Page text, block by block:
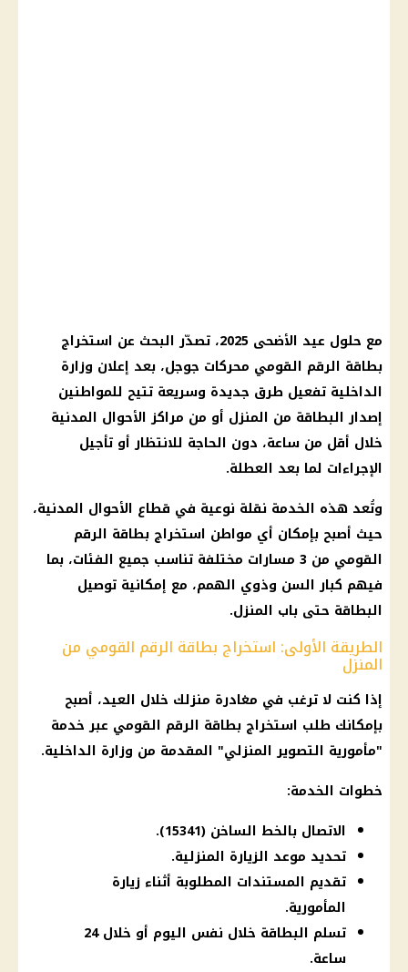
مع حلول عيد الأضحى 2025 ، تصدّر البحث عن استخراج
بطاقة الرقم القومي محركات جوجل، بعد إعلان وزارة
الداخلية تفعيل طرق جديدة وسريعة تتيح للمواطنين
إصدار البطاقة من المنزل أو من مراكزالأحوال المدنية
خلال أقل من ساعة، دون الحاجة للانتظار أو تأجيل
الإجراءات لما بعد العطلة.
وتُعد هذه الخدمة نقلة نوعية في قطاع الأحوال المدنية،
حيث أصبح بإمكان أي مواطن استخراج بطاقة الرقم
القومي
من 3 مسارات مختلفة تناسب جميع الفئات، بما
فيهم كبار السن وذوي الهمم، مع إمكانية توصيل
البطاقة حتى باب المنزل.
الطريقة الأولى: استخراج بطاقة الرقم القومي من
المنزل
إذا كنت لا ترغب في مغادرة منزلك خلال العيد، أصبح
بإمكانك طلب استخراج بطاقة الرقم القومي عبر خدمة
"مأمورية التصوير المنزلي" المقدمة من وزارة الداخلية.
خطوات الخدمة:
الاتصال بالخط الساخن (15341).
تحديد موعد الزيارة المنزلية.
تقديم المستندات المطلوبة أثناء زيارة
المأمورية.
تسلم البطاقة خلال نفس اليوم أو خلال 24
ساعة.